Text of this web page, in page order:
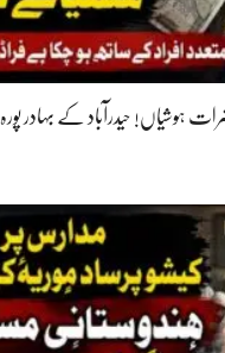
ہوشیاں! حیدرآباد کے بہادر پورہ